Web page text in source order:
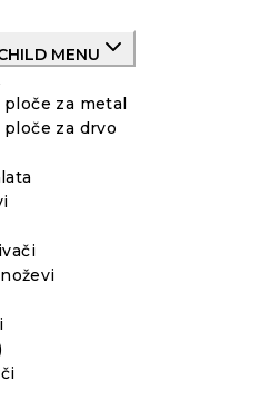
MENU
za metal
za drvo